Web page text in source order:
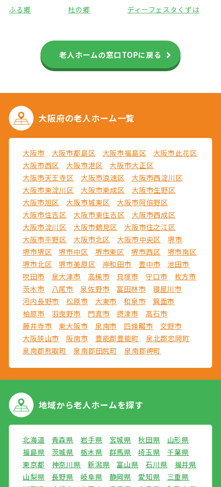
ふる郷 杜の郷 ディーフェスタくずは
老人ホームの窓口TOPに戻る
大阪府の老人ホーム一覧
大阪市 大阪市都島区 大阪市福島区
大阪市此花区
大阪市西区
大阪市港区
大阪市大正区
大阪市天王寺区
大阪市浪速区
大阪市西淀川区
大阪市東淀川区
大阪市東成区
大阪市生野区
大阪市旭区
大阪市城東区
大阪市阿倍野区
大阪市住吉区
大阪市東住吉区
大阪市西成区
大阪市淀川区
大阪市鶴見区
大阪市住之江区
大阪市平野区
大阪市北区 大阪市中央区
堺市
堺市堺区
堺市中区 堺市東区 堺市西区
堺市南区
堺市北区
堺市美原区 岸和田市 豊中市
池田市
吹田市
泉大津市 高槻市 貝塚市 守口市
枚方市
茨木市
八尾市 泉佐野市 富田林市
寝屋川市
河内長野市
松原市 大東市 和泉市
箕面市
柏原市
羽曳野市 門真市 摂津市
高石市
藤井寺市
東大阪市 泉南市 四條畷市
交野市
大阪狭山市
阪南市 豊能郡豊能町
泉北郡忠岡町
泉南郡熊取町
泉南郡田尻町 泉南郡岬町
地域から老人ホームを探す
北海道 青森県 岩手県 宮城県 秋田県
山形県
福島県
茨城県 栃木県 群馬県 埼玉県
千葉県
東京都
神奈川県 新潟県 富山県 石川県
福井県
山梨県
長野県 岐阜県 静岡県 愛知県
三重県